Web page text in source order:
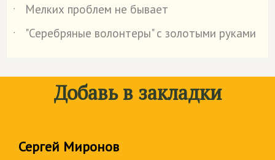
˙
Мелких проблем не бывает
˙
"Серебряные волонтеры" с золотыми руками
Добавь в закладки
Сергей Миронов